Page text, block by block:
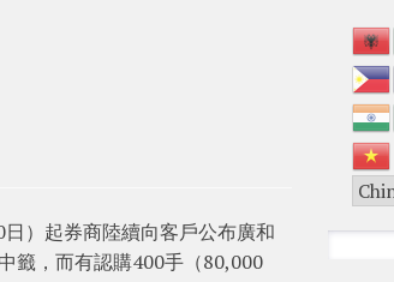
）起券商陸續向客戶公布廣和
籤，而有認購400手（80,000